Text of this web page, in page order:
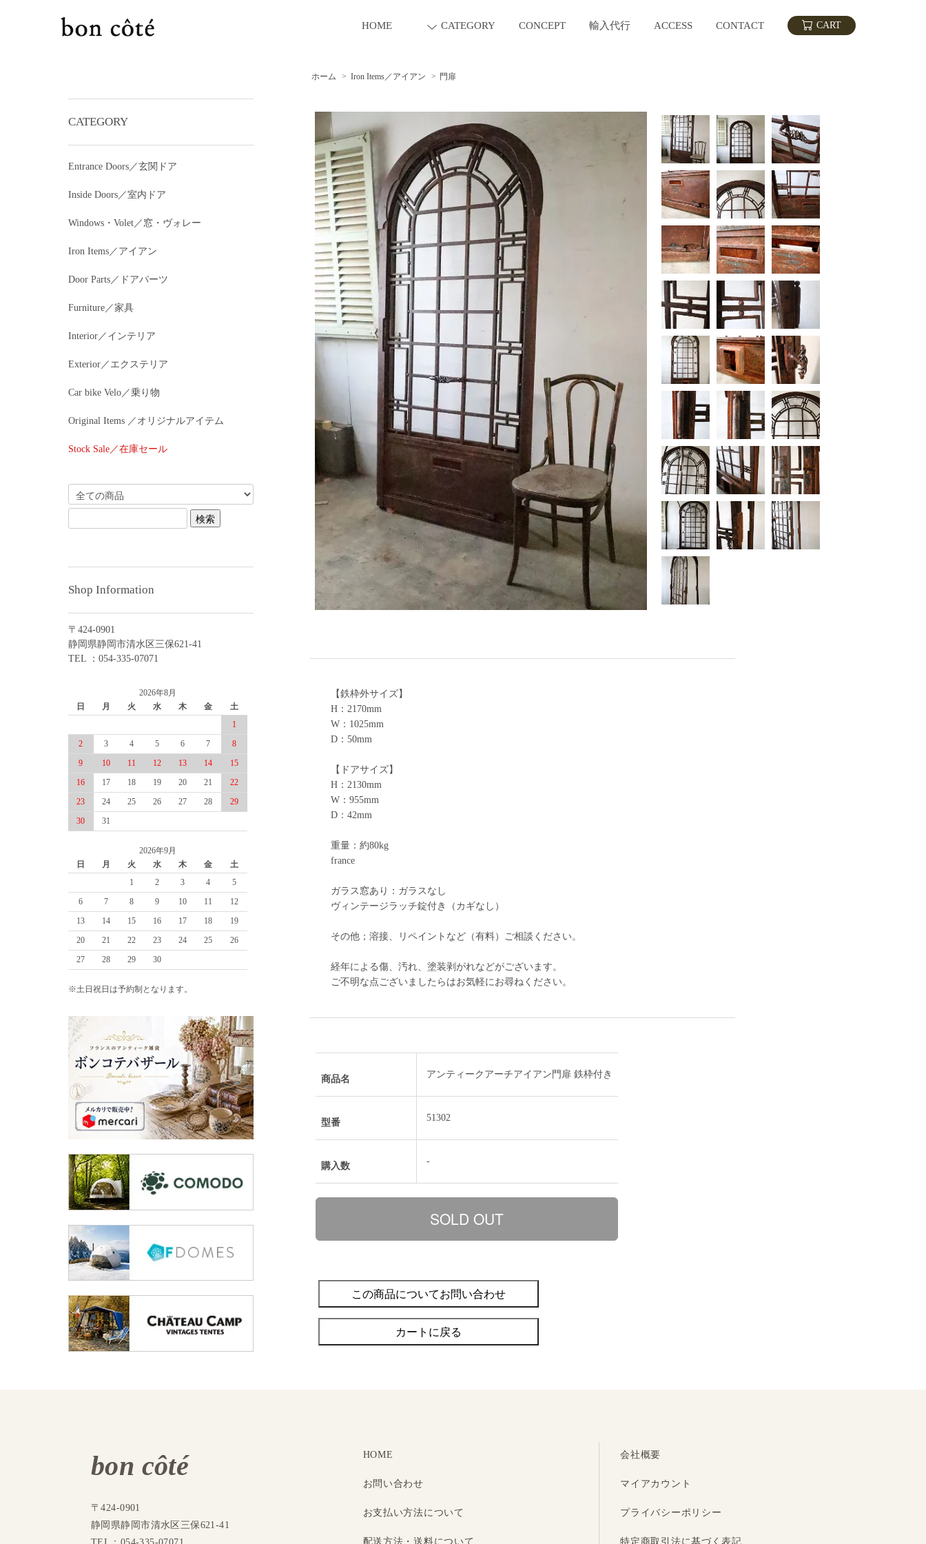
HOME CATEGORY CONCEPT 輸入代行 ACCESS CONTACT CART
ホーム > Iron Items／アイアン > 門扉
【鉄枠外サイズ】
H：2170mm
W：1025mm
D：50mm
【ドアサイズ】
H：2130mm
W：955mm
D：42mm
重量：約80kg
france
ガラス窓あり：ガラスなし
ヴィンテージラッチ錠付き（カギなし）
その他；溶接、リペイントなど（有料）ご相談ください。
経年による傷、汚れ、塗装剥がれなどがございます。
ご不明な点ございましたらはお気軽にお尋ねください。
商品名 アンティークアーチアイアン門扉 鉄枠付き
型番 51302
購入数 -
この商品についてお問い合わせ
カートに戻る
CATEGORY
Entrance Doors／玄関ドア
Inside Doors／室内ドア
Windows・Volet／窓・ヴォレー
Iron Items／アイアン
Door Parts／ドアパーツ
Furniture／家具
Interior／インテリア
Exterior／エクステリア
Car bike Velo／乗り物
Original Items ／オリジナルアイテム
Stock Sale／在庫セール
Shop Information
〒424-0901
静岡県静岡市清水区三保621-41
TEL ：054-335-07071
2026年8月
日
月 火 水 木 金
土
1
2
3 4 5 6 7
8
9
10 11 12 13 14
15
16
17 18 19 20 21
22
23
24 25 26 27 28
29
30
31
2026年9月
日
月 火 水 木 金
土
1
2 3 4
5
6
7 8 9 10 11
12
13
14 15 16 17 18
19
20
21 22 23 24 25
26
27
28 29 30
※土日祝日は予約制となります。
HOME
お問い合わせ
お支払い方法について
配送方法・送料について
会社概要
マイアカウント
プライバシーポリシー
特定商取引法に基づく表記
bon côté
〒424-0901
静岡県静岡市清水区三保621-41